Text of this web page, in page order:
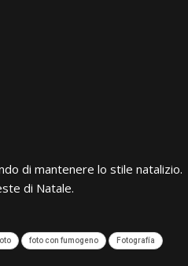
di mantenere lo stile natalizio.
di Natale.
foto con fumogeno Fotografía